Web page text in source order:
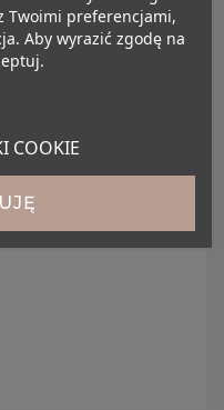
Twoimi preferencjami,
Aby wyrazić zgodę na
COOKIE